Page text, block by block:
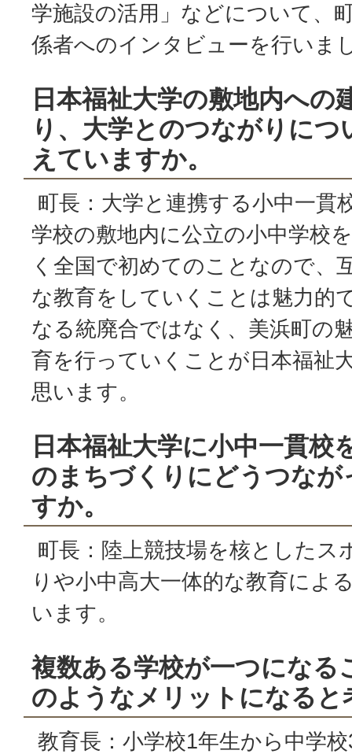
学施設の活用」などについて、
係者へのインタビューを行いま
日本福祉大学の敷地内への
り、大学とのつながりに
えていますか。
町長：大学と連携する小中一貫
学校の敷地内に公立の小中学校
く全国で初めてのことなので、
な教育をしていくことは魅力的
なる統廃合ではなく、美浜町の
育を行っていくことが日本福祉
思います。
日本福祉大学に小中一貫校
のまちづくりにどうつな
すか。
町長：陸上競技場を核としたス
りや小中高大一体的な教育によ
います。
複数ある学校が一つになる
のようなメリットになると
教育長：小学校1年生から中学